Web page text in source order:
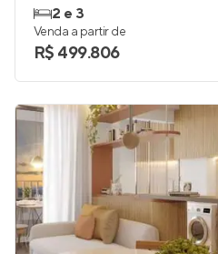
2 e 3
Venda a partir de
R$ 499.806